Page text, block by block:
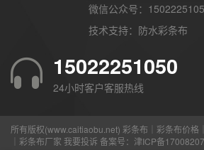
微信公众号：
技术支持： 防水彩条布
15022251050
24小时客户客服热线
所有版权(www.caitiaobu.net) 彩条布｜彩条布价格
｜彩条布厂家 我要投诉 备案号： 津ICP备